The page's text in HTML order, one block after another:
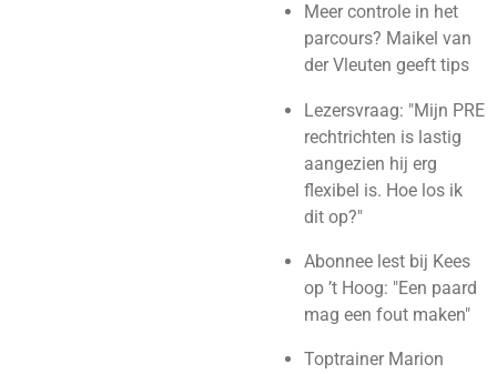
Meer controle in het
parcours? Maikel van
der Vleuten geeft tips
Lezersvraag: "Mijn PRE
rechtrichten is lastig
aangezien hij erg
flexibel is. Hoe los ik
dit op?"
Abonnee lest bij Kees
op ’t Hoog: "Een paard
mag een fout maken"
Toptrainer Marion